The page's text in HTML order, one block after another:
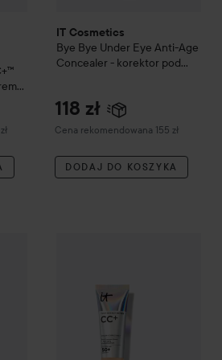
IT Cosmetics
Bye Bye Under Eye Anti-Age
Concealer - korektor pod
118 zł
Cena rekomendowana 155 zł
Zalecana cena 155 zł
DODAJ DO KOSZYKA